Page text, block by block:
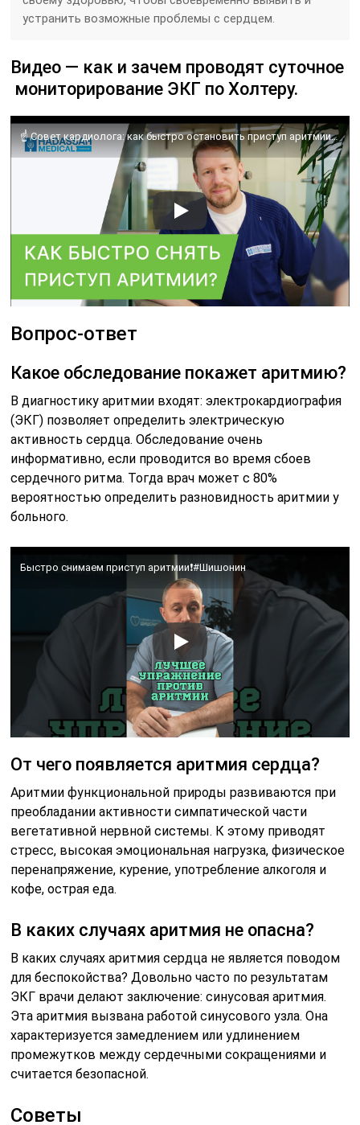
устранить возможные проблемы с сердцем.
Видео — как и зачем проводят суточное
мониторирование ЭКГ по Холтеру.
☝ Совет кардиолога: как быстро остановить приступ аритмии? Приступ аритмии как остановить. 18+
Вопрос-ответ
Какое обследование покажет аритмию?
В диагностику аритмии входят: электрокардиография
(ЭКГ) позволяет определить электрическую
активность сердца. Обследование очень
информативно, если проводится во время сбоев
сердечного ритма. Тогда врач может с 80%
вероятностью определить разновидность аритмии у
больного.
Быстро снимаем приступ аритмии❗️#Шишонин
От чего появляется аритмия сердца?
Аритмии функциональной природы развиваются при
преобладании активности симпатической части
вегетативной нервной системы. К этому приводят
стресс, высокая эмоциональная нагрузка, физическое
перенапряжение, курение, употребление алкоголя и
кофе, острая еда.
В каких случаях аритмия не опасна?
В каких случаях аритмия сердца не является поводом
для беспокойства? Довольно часто по результатам
ЭКГ врачи делают заключение: синусовая аритмия.
Эта аритмия вызвана работой синусового узла. Она
характеризуется замедлением или удлинением
промежутков между сердечными сокращениями и
считается безопасной.
Советы